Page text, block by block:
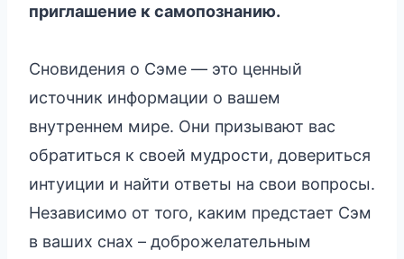
приглашение к самопознанию.
Сновидения о Сэме — это ценный
источник информации о вашем
внутреннем мире. Они призывают вас
обратиться к своей мудрости, довериться
интуиции и найти ответы на свои вопросы.
Независимо от того, каким предстает Сэм
в ваших снах – доброжелательным